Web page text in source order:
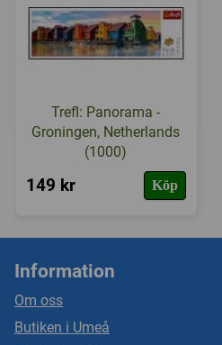
Trefl: Panorama -
Groningen, Netherlands
(1000)
149 kr Köp
Information
Om oss
Butiken i Umeå